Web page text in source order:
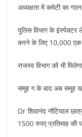
अध्यक्षता में कमेटी का गठन
पुलिस विभाग के इंस्पेक्टर
करने के लिए 10,000 एक
राजस्व विभाग को भी
समूह ग के बाद अब समूह ख
Dr शिवानंद नौटियाल
1500 रुपए प्रतिमाह की